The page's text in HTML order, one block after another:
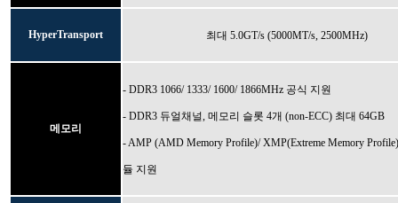
HyperTransport 최대 5.0GT/s (5000MT/s, 2500MHz)
메모리
- DDR3 1066/ 1333/ 1600/ 1866MHz 공식 지원
- DDR3 듀얼채널, 메모리 슬롯 4개 (non-ECC) 최대 64GB
- AMP (AMD Memory Profile)/ XMP(Extreme Memory
듈 지원